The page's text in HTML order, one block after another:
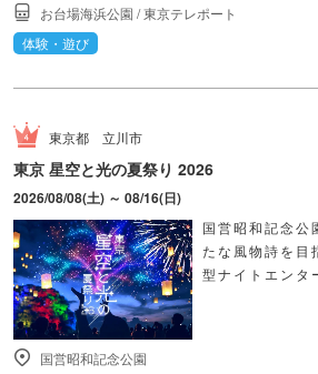
お台場海浜公園 /東京テレポート
体験・遊び
東京都 立川市
東京 星空と光の夏祭り 2026
2026/08/08(土) ～ 08/16(日)
国営昭和記念公
たな風物詩を目
型ナイトエンタ
国営昭和記念公園